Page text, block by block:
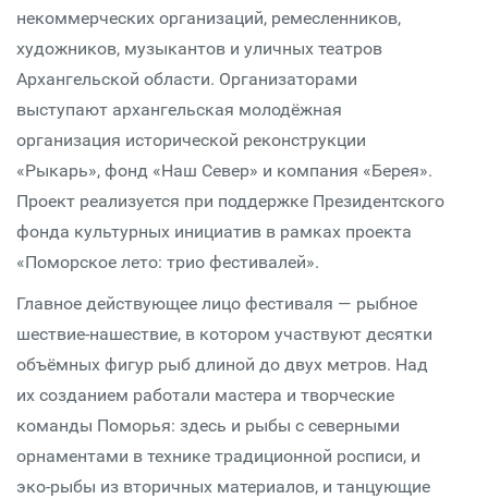
некоммерческих организаций, ремесленников,
художников, музыкантов и уличных театров
Архангельской области. Организаторами
выступают архангельская молодёжная
организация исторической реконструкции
«Рыкарь», фонд «Наш Север» и компания «Берея».
Проект реализуется при поддержке Президентского
фонда культурных инициатив в рамках проекта
«Поморское лето: трио фестивалей».
Главное действующее лицо фестиваля — рыбное
шествие-нашествие, в котором участвуют десятки
объёмных фигур рыб длиной до двух метров. Над
их созданием работали мастера и творческие
команды Поморья: здесь и рыбы с северными
орнаментами в технике традиционной росписи, и
эко-рыбы из вторичных материалов, и танцующие